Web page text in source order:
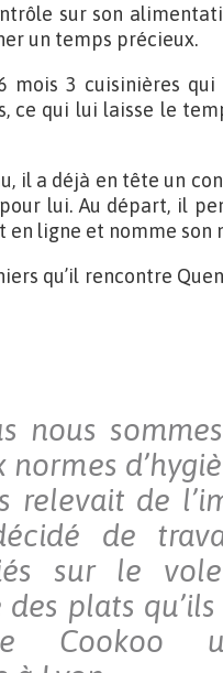
sur son
un temps précieux.
mois 3 cuisinières
ce qui lui laisse le
il a déjà en tête un
lui. Au départ, il
ligne et nomme son
qu’il rencontre
nous
relevait de
de
sur le
plats
Cookoo